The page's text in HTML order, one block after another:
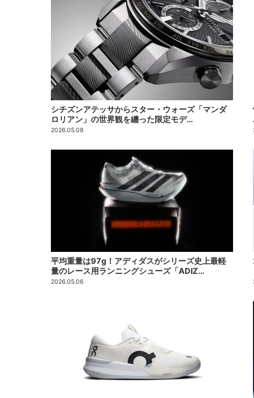
シチズンアテッサからスター・ウォーズ「マンダ
ロリアン」の世界観を纏った限定モデ…
2026.05.08
平均重量は97g！アディダスがシリーズ史上最軽
量のレース用ランニングシューズ「ADIZ…
2026.05.06